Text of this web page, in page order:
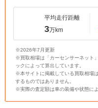
平均走行距離
3万km
※2026年7月更新
※買取相場は「カーセンサーネット
ックによって算出しています。
※本サイトに掲載している買取相場
するものではありません。
※実際の査定額は車の装備や状態に